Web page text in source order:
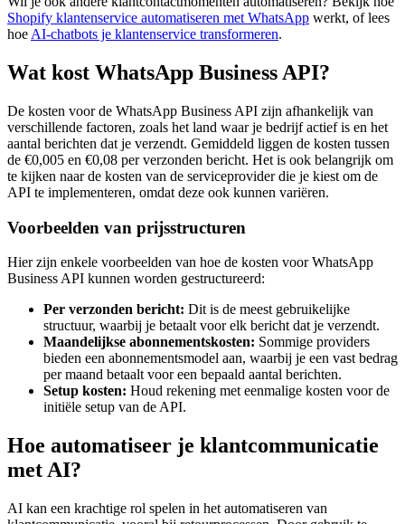
Shopify klantenservice automatiseren met WhatsApp werkt, of lees
hoe AI-chatbots je klantenservice transformeren.
Wat kost WhatsApp Business API?
De kosten voor de WhatsApp Business API zijn afhankelijk van
verschillende factoren, zoals het land waar je bedrijf actief is en het
aantal berichten dat je verzendt. Gemiddeld liggen de kosten tussen
de €0,005 en €0,08 per verzonden bericht. Het is ook belangrijk om
te kijken naar de kosten van de serviceprovider die je kiest om de
API te implementeren, omdat deze ook kunnen variëren.
Voorbeelden van prijsstructuren
Hier zijn enkele voorbeelden van hoe de kosten voor WhatsApp
Business API kunnen worden gestructureerd:
Per verzonden bericht: Dit is de meest gebruikelijke
structuur, waarbij je betaalt voor elk bericht dat je verzendt.
Maandelijkse abonnementskosten: Sommige providers
bieden een abonnementsmodel aan, waarbij je een vast bedrag
per maand betaalt voor een bepaald aantal berichten.
Setup kosten: Houd rekening met eenmalige kosten voor de
initiële setup van de API.
Hoe automatiseer je klantcommunicatie
met AI?
AI kan een krachtige rol spelen in het automatiseren van